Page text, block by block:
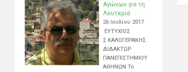
Αγώνων για τη
Λευτεριά
26 Ιουλίου 2017
ΕΥΤΥΧΙΟΣ
Σ.ΚΑΛΟΓΕΡΑΚΗΣ
ΔΙΔΑΚΤΩΡ
ΠΑΝΕΠΙΣΤΗΜΙΟΥ
ΑΘΗΝΩΝ Το